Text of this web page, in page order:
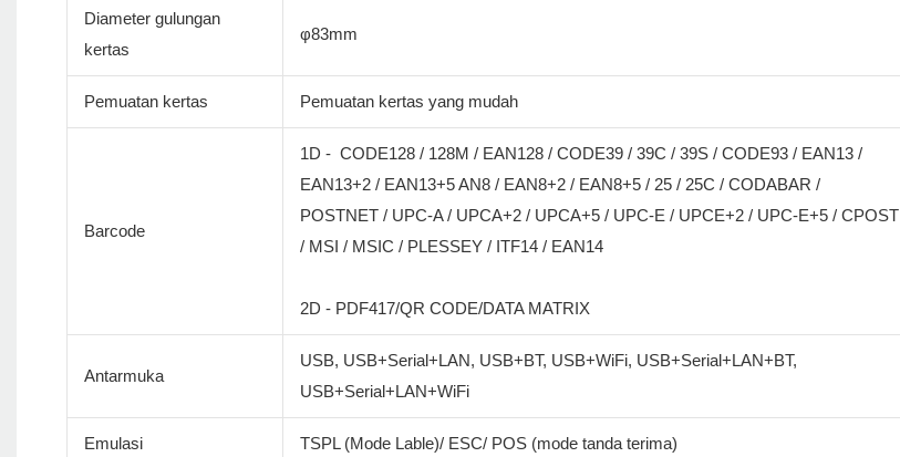
Diameter gulungan
kertas
φ83mm
Pemuatan kertas Pemuatan kertas yang mudah
Barcode
1D - CODE128 / 128M / EAN128 / CODE39 / 39C / 39S / CODE93 / EAN13 /
EAN13+2 / EAN13+5 AN8 / EAN8+2 / EAN8+5 / 25 / 25C / CODABAR /
POSTNET / UPC-A / UPCA+2 / UPCA+5 / UPC-E / UPCE+2 / UPC-E+5 / CPOST
/ MSI / MSIC / PLESSEY / ITF14 / EAN14
2D - PDF417/QR CODE/DATA MATRIX
Antarmuka
USB, USB+Serial+LAN, USB+BT, USB+WiFi, USB+Serial+LAN+BT,
USB+Serial+LAN+WiFi
Emulasi TSPL (Mode Lable)/ ESC/ POS (mode tanda terima)